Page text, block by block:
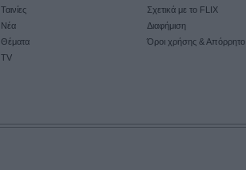
Ταινίες
Νέα
Θέματα
TV
Σχετικά με το FLIX
Διαφήμιση
Όροι χρήσης & Απόρρητο